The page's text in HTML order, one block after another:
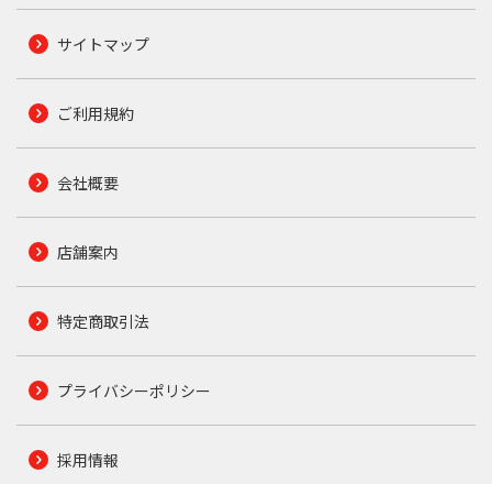
サイトマップ
ご利用規約
会社概要
店舗案内
特定商取引法
プライバシーポリシー
採用情報